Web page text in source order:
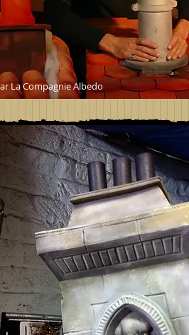
La Compagnie Albedo